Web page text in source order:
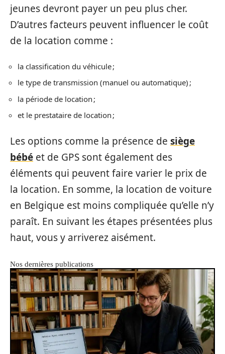
jeunes devront payer un peu plus cher.
D’autres facteurs peuvent influencer le coût
de la location comme :
la classification du véhicule ;
le type de transmission (manuel ou automatique) ;
la période de location ;
et le prestataire de location ;
Les options comme la présence de siège
bébé et de GPS sont également des
éléments qui peuvent faire varier le prix de
la location. En somme, la location de voiture
en Belgique est moins compliquée qu’elle n’y
paraît. En suivant les étapes présentées plus
haut, vous y arriverez aisément.
Nos dernières publications